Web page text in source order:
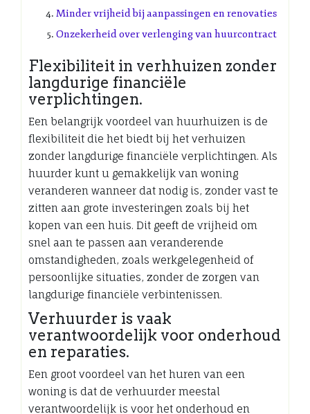
Minder vrijheid bij aanpassingen en renovaties
Onzekerheid over verlenging van huurcontract
Flexibiliteit in verhhuizen zonder
langdurige financiële
verplichtingen.
Een belangrijk voordeel van huurhuizen is de
flexibiliteit die het biedt bij het verhuizen
zonder langdurige financiële verplichtingen. Als
huurder kunt u gemakkelijk van woning
veranderen wanneer dat nodig is, zonder vast te
zitten aan grote investeringen zoals bij het
kopen van een huis. Dit geeft de vrijheid om
snel aan te passen aan veranderende
omstandigheden, zoals werkgelegenheid of
persoonlijke situaties, zonder de zorgen van
langdurige financiële verbintenissen.
Verhuurder is vaak
verantwoordelijk voor onderhoud
en reparaties.
Een groot voordeel van het huren van een
woning is dat de verhuurder meestal
verantwoordelijk is voor het onderhoud en